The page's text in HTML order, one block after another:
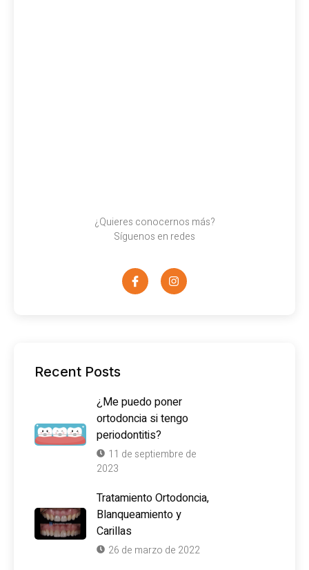
¿Quieres conocernos más?
Síguenos en redes
Recent Posts
¿Me puedo poner
ortodoncia si tengo
periodontitis?
11 de septiembre de
2023
Tratamiento Ortodoncia,
Blanqueamiento y
Carillas
26 de marzo de 2022